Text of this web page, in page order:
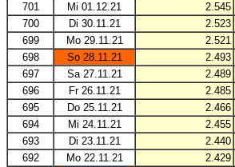
701
Mi 01.12.21 2.545
700
Di 30.11.21 2.523
699
Mo 29.11.21 2.521
698
So 28.11.21 2.493
697
Sa 27.11.21 2.489
696
Fr 26.11.21 2.485
695
Do 25.11.21 2.466
694
Mi 24.11.21 2.455
693
Di 23.11.21 2.440
692
Mo 22.11.21 2.429